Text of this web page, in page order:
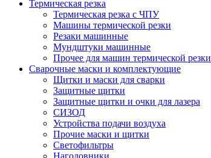
Термическая резка
Термическая резка с ЧПУ
Машины термической резки
Резаки машинные
Мундштуки машинные
Прочее для машин термической резки
Сварочные маски и комплектующие
Щитки и маски для сварки
Защитные щитки
Защитные щитки и очки для лазера
СИЗОД
Устройства подачи воздуха
Прочие маски и щитки
Светофильтры
Наголовники